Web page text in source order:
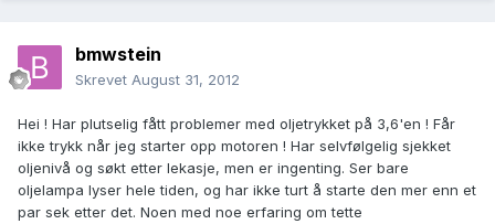
bmwstein
Skrevet August 31, 2012
Hei ! Har plutselig fått problemer med oljetrykket på 3,6'en ! Får
ikke trykk når jeg starter opp motoren ! Har selvfølgelig sjekket
oljenivå og søkt etter lekasje, men er ingenting. Ser bare
oljelampa lyser hele tiden, og har ikke turt å starte den mer enn et
par sek etter det. Noen med noe erfaring om tette